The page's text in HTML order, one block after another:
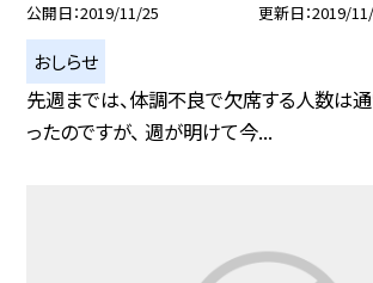
公開日 2019/11/25 更新日 2019/
おしらせ
先週までは、体調不良で欠席する人数は
ったのですが、 週が明けて今...